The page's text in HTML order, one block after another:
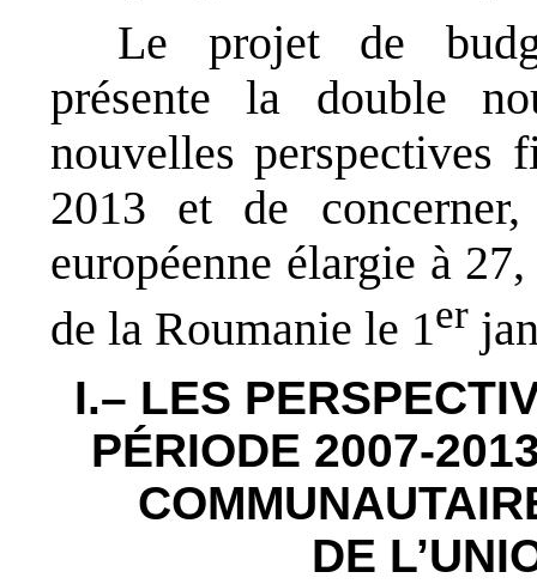
Le projet de
présente la double
nouvelles perspectives
2013 et de
européenne élargie à
de la Roumanie le 1er
I.– LES
PÉRIODE 2007-
DE